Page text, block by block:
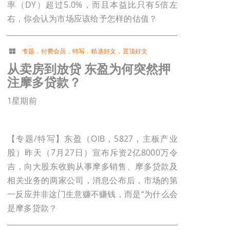
率（DY）超过5.0%，而且本益比只有5倍左
右，你会认为市场应该给予怎样的估值？
专题 ， 付费会员 ， 特写 ，精选好文 ， 置顶好文
从卖房到放贷 东盈为何突然押
注摩多贷款？
1星期前
【专题/特写】东盈（OIB，5827，主板产业
股）昨天（7月27日）宣布斥资2亿8000万令
吉，向大股东收购从事摩多销售、摩多贷款及
相关业务的两家公司，消息公布后，市场的第
一反应并非这门生意赚不赚钱，而是“为什么会
是摩多贷款？